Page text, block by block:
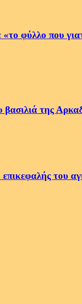
φύλλο που
της
του